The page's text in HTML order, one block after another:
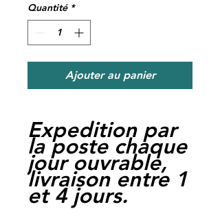
Quantité *
Ajouter au panier
Expedition par
la poste chaque
jour ouvrable,
livraison entre 1
et 4 jours.